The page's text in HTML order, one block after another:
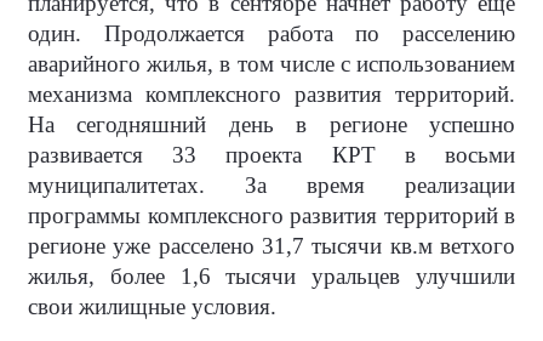
один. Продолжается работа по расселению
аварийного жилья, в том числе с использованием
механизма комплексного развития территорий.
На сегодняшний день в регионе успешно
развивается 33 проекта КРТ в восьми
муниципалитетах. За время реализации
программы комплексного развития территорий в
регионе уже расселено 31,7 тысячи кв.м ветхого
жилья, более 1,6 тысячи уральцев улучшили
свои жилищные условия.